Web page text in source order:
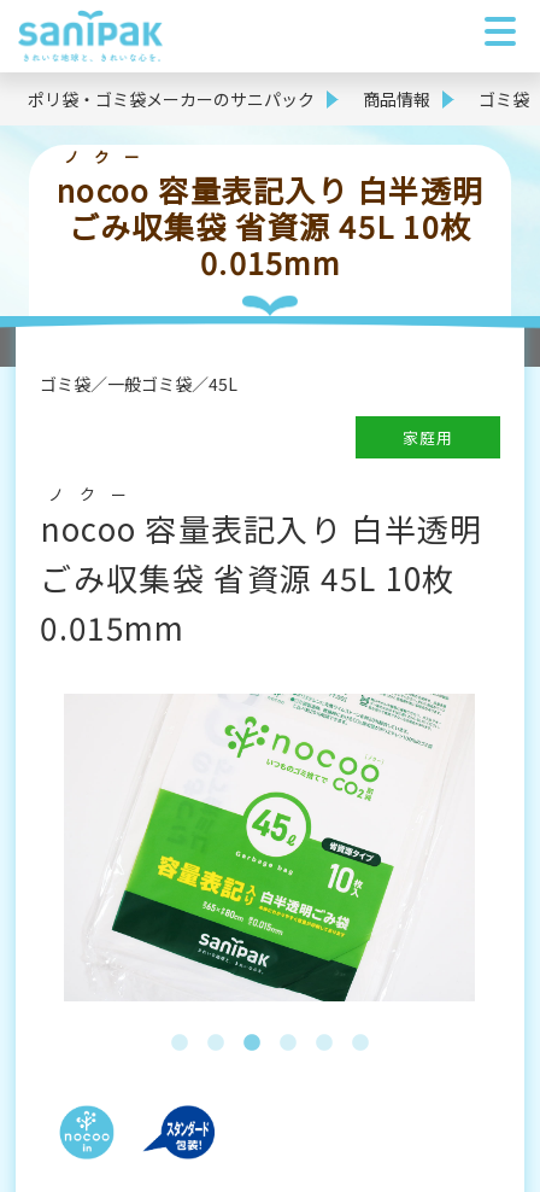
ポリ袋・ゴミ袋メーカーのサニパック 商品情報 ゴミ袋
nocoo
ノクー
容量表記入り 白半透明
ごみ収集袋 省資源 45L 10枚
0.015mm
ゴミ袋 一般ゴミ袋 45L
家庭用
nocoo
ノクー
容量表記入り 白半透明
ごみ収集袋 省資源 45L 10枚
0.015mm